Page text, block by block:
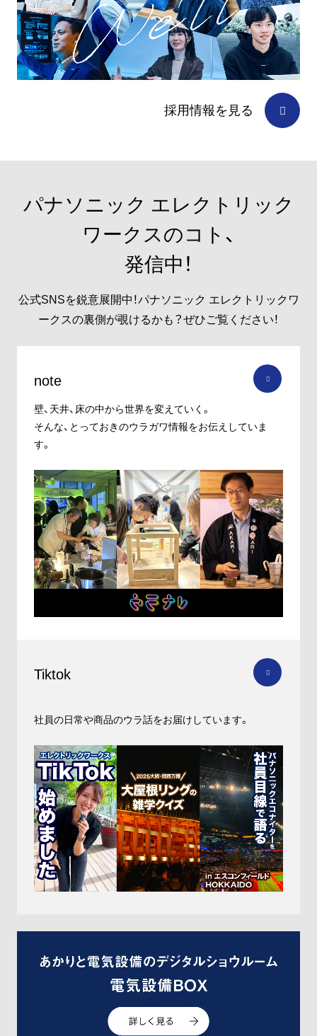
採用情報を見る
パナソニック エレクトリック
ワークスのコト、
発信中！
公式SNSを鋭意展開中！パナソニック エレクトリックワ
ークスの裏側が覗けるかも？ぜひご覧ください！
note
壁、天井、床の中から世界を変えていく。
そんな、とっておきのウラガワ情報をお伝えしていま
す。
Tiktok
社員の日常や商品のウラ話をお届けしています。